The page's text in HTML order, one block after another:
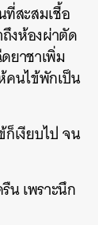
สะสมเชื้อ
งห้องผ่าตัด
ยาชาเพิ่ม
คนไข้พักเป็น
ก็เงียบไป จน
น เพราะนึก